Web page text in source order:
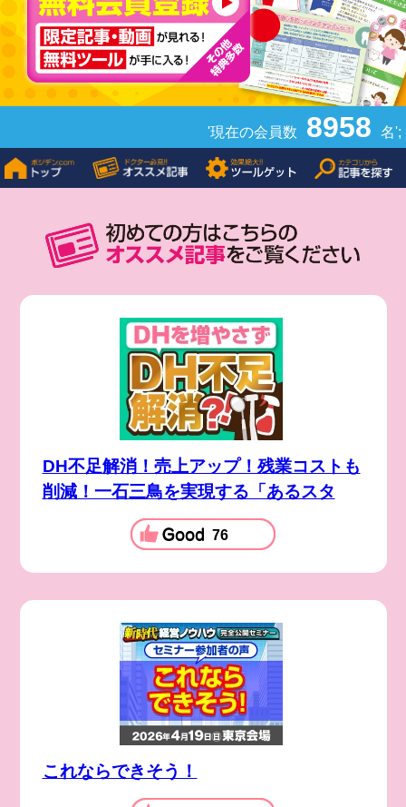
'現在の会員数 8958 名';
DH不足解消！売上アップ！残業コストも
削減！一石三鳥を実現する「あるスタ
76
これならできそう！